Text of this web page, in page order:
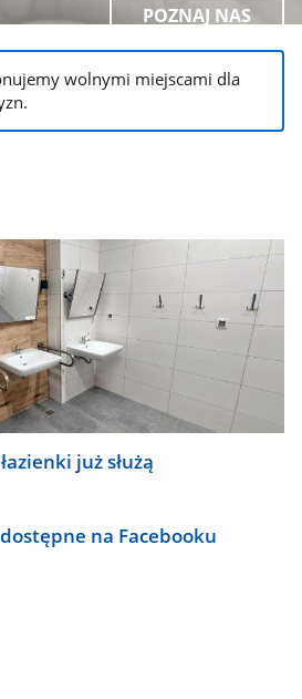
POZNAJ NAS
wolnymi miejscami dla
już służą
na Facebooku